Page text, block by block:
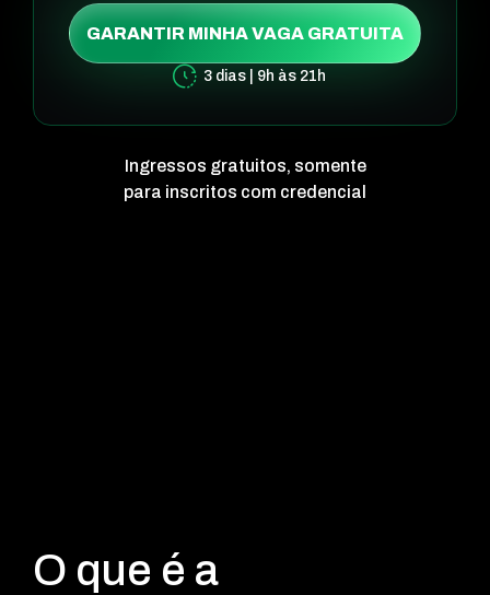
GARANTIR MINHA VAGA GRATUITA
3 dias | 9h às 21h
Ingressos gratuitos, somente
para inscritos com credencial
O que é a